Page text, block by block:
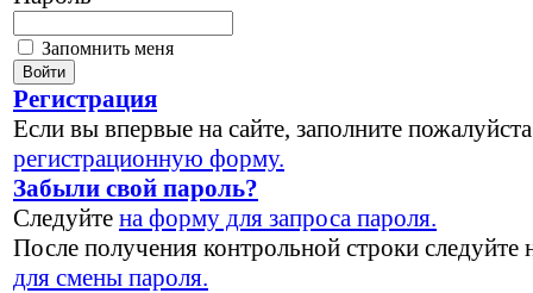
Запомнить меня
Регистрация
Если вы впервые на сайте, заполните пожалуйста
регистрационную форму.
Забыли свой пароль?
Следуйте на форму для запроса пароля.
После получения контрольной строки следуйте
для смены пароля.